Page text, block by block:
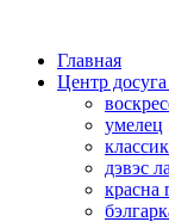
Главная
Центр
умелец
дэвэс
красна